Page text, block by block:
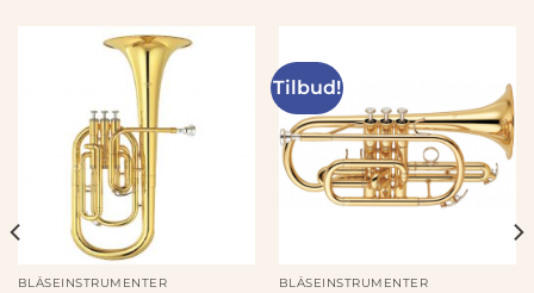
BLÅSEINSTRUMENTER
Tilbud!
BLÅSEINSTRUMENTER